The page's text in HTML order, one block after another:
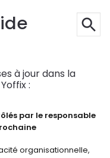
à jour dans la
:
par le responsable
organisationnelle,